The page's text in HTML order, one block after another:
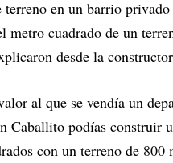
terreno en un barrio
metro cuadrado de un
desde la
al que se vendía un
Caballito podías construir
con un terreno de 800